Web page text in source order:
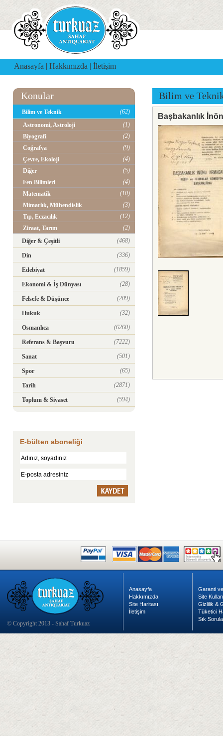
Anasayfa | Hakkımızda | İletişim
Konular
Bilim ve Teknik
(62)
Astronomi, Astroloji
(1)
Biyografi
(2)
Coğrafya
(9)
Çevre, Ekoloji
(4)
Diğer
(5)
Fen Bilimleri
(4)
Matematik
(10)
Mimarlık, Mühendislik
(3)
Tıp, Eczacılık
(12)
Ziraat, Tarım
(2)
Diğer & Çeşitli
(468)
Din (336)
Edebiyat (1859)
Ekonomi & İş Dünyası (28)
Felsefe & Düşünce (209)
Hukuk (32)
Osmanlıca (6260)
Referans & Başvuru (7222)
Sanat (501)
Spor (65)
Tarih (2871)
Toplum & Siyaset (594)
E-bülten aboneliği
Bilim ve
Başbakanlık
© Copyright 2013 - Sahaf Turkuaz
Anasayfa
Hakkımızda
Site Haritası
İletişim
Garanti
Site
Gizlilik &
Tüketici
Sık